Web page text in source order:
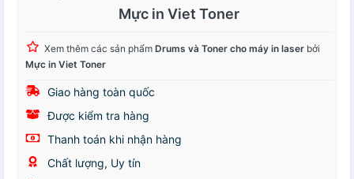
Mực in Viet Toner
Xem thêm các sản phẩm Drums và Toner cho máy in laser bởi
Mực in Viet Toner
Giao hàng toàn quốc
Được kiểm tra hàng
Thanh toán khi nhận hàng
Chất lượng, Uy tín